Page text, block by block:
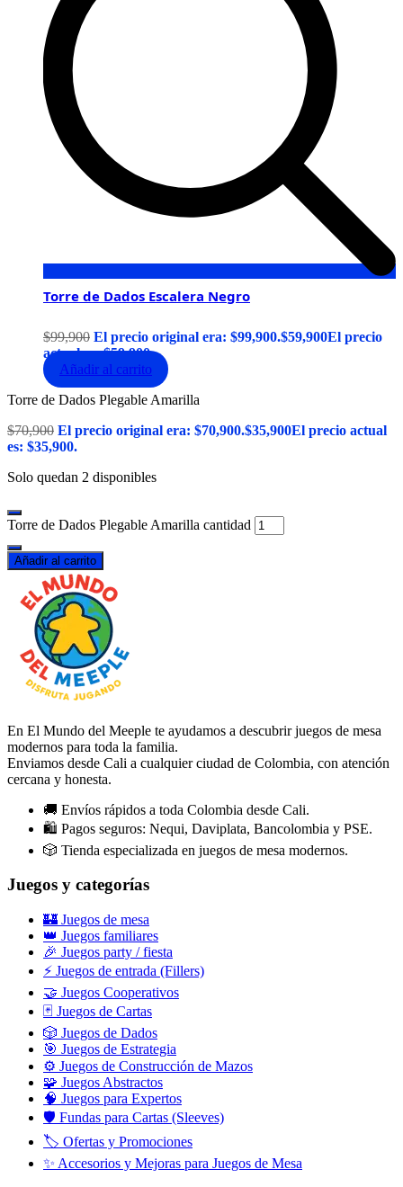
Torre de Dados Escalera Negro
$99,900 El precio original era: $99,900.$59,900El precio
actual es: $59,900.
Añadir al carrito
Torre de Dados Plegable Amarilla
$70,900 El precio original era: $70,900.$35,900El precio actual
es: $35,900.
Solo quedan 2 disponibles
Torre de Dados Plegable Amarilla cantidad
Añadir al carrito
En El Mundo del Meeple te ayudamos a descubrir juegos de mesa
modernos para toda la familia.
Enviamos desde Cali a cualquier ciudad de Colombia, con atención
cercana y honesta.
🚚 Envíos rápidos a toda Colombia desde Cali.
🛍️ Pagos seguros: Nequi, Daviplata, Bancolombia y PSE.
🎲 Tienda especializada en juegos de mesa modernos.
Juegos y categorías
🏰 Juegos de mesa
👑 Juegos familiares
🎉 Juegos party / fiesta
⚡ Juegos de entrada (Fillers)
🤝 Juegos Cooperativos
🃏 Juegos de Cartas
🎲 Juegos de Dados
🎯 Juegos de Estrategia
⚙️ Juegos de Construcción de Mazos
🧩 Juegos Abstractos
🧠 Juegos para Expertos
🛡️ Fundas para Cartas (Sleeves)
🏷️ Ofertas y Promociones
✨ Accesorios y Mejoras para Juegos de Mesa